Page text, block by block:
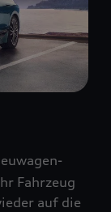
Fahrzeug
auf die